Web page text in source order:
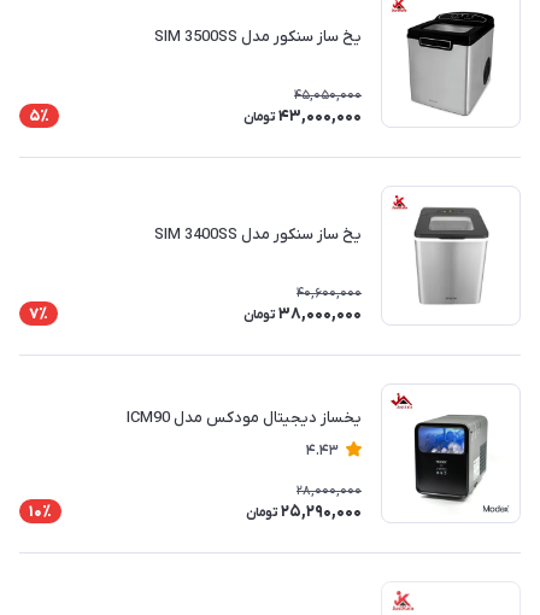
یخ ساز سنکور مدل SIM 3500SS
45,050,000
43,000,000 تومان 5٪
یخ ساز سنکور مدل SIM 3400SS
40,600,000
38,000,000 تومان 7٪
یخساز دیجیتال مودکس مدل ICM90
4.43
28,000,000
25,290,000 تومان 10٪